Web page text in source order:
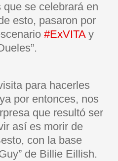
se celebrará en
esto, pasaron por
#ExVITAy
para hacerles
por entonces, nos
que resultó ser
así es morir de
con la base
de Billie Eillish.